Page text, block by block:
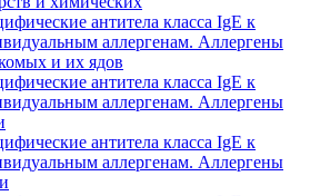
антитела класса IgE к
аллергенам. Аллергены
и их ядов
антитела класса IgE к
аллергенам. Аллергены
антитела класса IgE к
аллергенам. Аллергены